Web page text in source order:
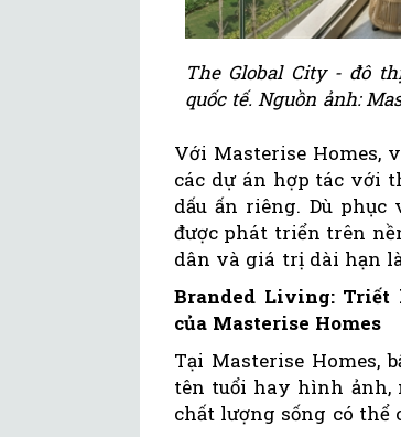
The Global City - đô
quốc tế. Nguồn ảnh:
Với Masterise Homes,
các dự án hợp tác với
dấu ấn riêng. Dù
được phát triển trên
dân và giá trị dài hạn
Branded Living: Triết
của Masterise Homes
Tại Masterise Homes,
tên tuổi hay hình ảnh,
chất lượng sống có thể